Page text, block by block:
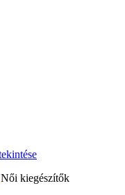
Női kiegészítők